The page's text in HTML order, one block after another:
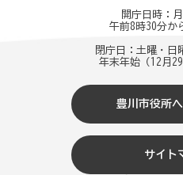
開庁日時：
午前8時30分か
閉庁日：土曜・日
年末年始（12月
豊川市役所
サイト